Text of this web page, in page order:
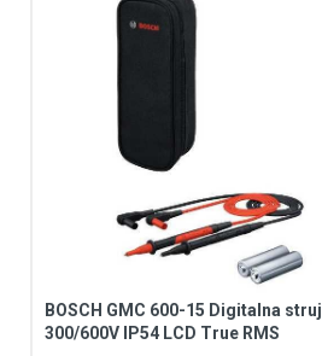
BOSCH GMC 600-15 Digitalna
300/600V IP54 LCD True RMS